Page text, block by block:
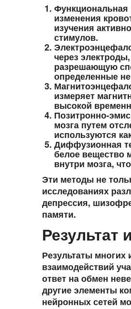
Функциональная
изменения
изучения
стимулов.
через
разрешающую
определенные
измеряет
высокой
Позитронно-
мозга путем
используются
Диффузионная
белое вещество
внутри мозга,
Эти методы не
исследованиях
депрессия,
памяти.
Результат
Результаты
взаимодействий
ответ наобмен
другие элементы
нейронных сетей